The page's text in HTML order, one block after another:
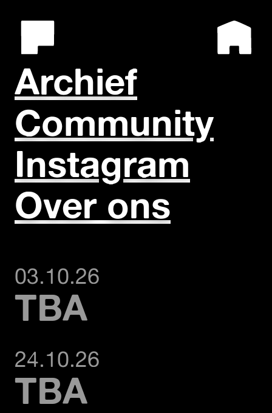
Archief
Community
Instagram
Over ons
03.10.26
TBA
24.10.26
TBA